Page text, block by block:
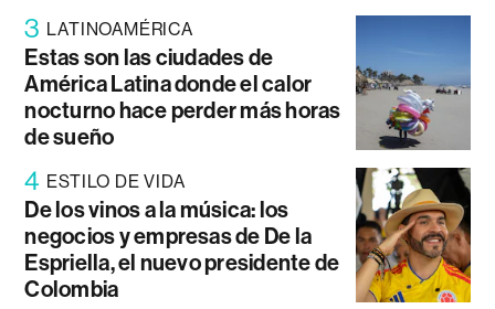
3 LATINOAMÉRICA
Estas son las ciudades de
América Latina donde el calor
nocturno hace perder más horas
de sueño
4 ESTILO DE VIDA
De los vinos a la música: los
negocios y empresas de De la
Espriella, el nuevo presidente de
Colombia